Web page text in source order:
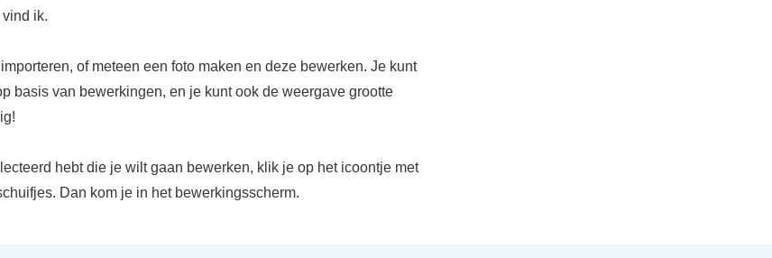
ik.
of meteen een foto maken en deze bewerken. Je kunt
basis van bewerkingen, en je kunt ook de weergave grootte
hebt die je wilt gaan bewerken, klik je op het icoontje met
Dan kom je in het bewerkingsscherm.